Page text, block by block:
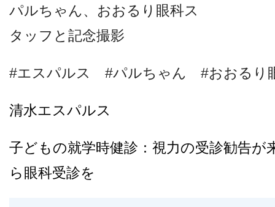
パルちゃん、おおるり眼科ス
タッフと記念撮影
#エスパルス #パルちゃん #おおるり
清水エスパルス
子どもの就学時健診：視力の受診勧告が
ら眼科受診を